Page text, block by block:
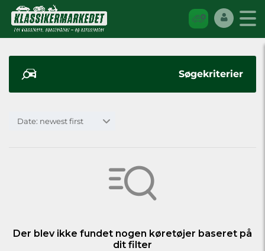
Søgekriterier
Date: newest first
Der blev ikke fundet nogen køretøjer baseret på
dit filter